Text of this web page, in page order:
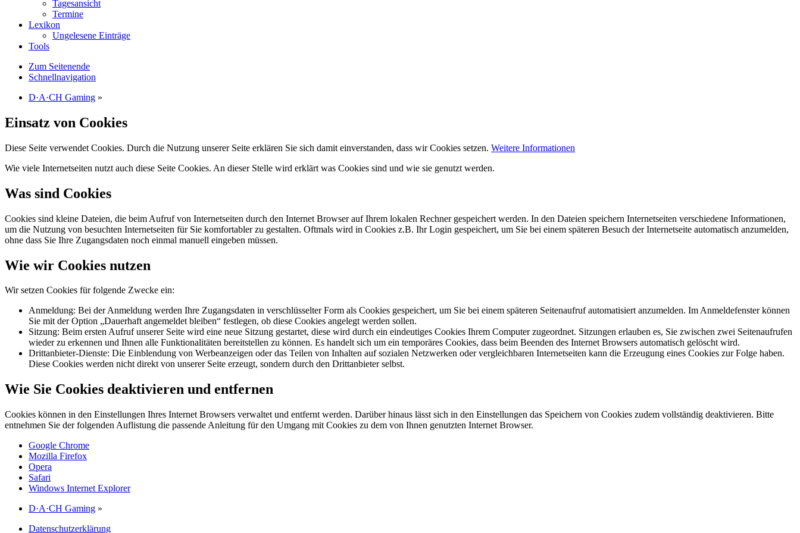
Tagesansicht
Termine
Lexikon
Ungelesene Einträge
Tools
Zum Seitenende
Schnellnavigation
D·A·CH Gaming »
Einsatz von Cookies
Diese Seite verwendet Cookies. Durch die Nutzung unserer Seite erklären Sie sich damit einverstanden, dass wir Cookies setzen. Weitere Informationen
Wie viele Internetseiten nutzt auch diese Seite Cookies. An dieser Stelle wird erklärt was Cookies sind und wie sie genutzt werden.
Was sind Cookies
Cookies sind kleine Dateien, die beim Aufruf von Internetseiten durch den Internet Browser auf Ihrem lokalen Rechner gespeichert werden. In den Dateien speichern Internetseiten verschiedene Informationen,
um die Nutzung von besuchten Internetseiten für Sie komfortabler zu gestalten. Oftmals wird in Cookies z.B. Ihr Login gespeichert, um Sie bei einem späteren Besuch der Internetseite automatisch anzumelden,
ohne dass Sie Ihre Zugangsdaten noch einmal manuell eingeben müssen.
Wie wir Cookies nutzen
Wir setzen Cookies für folgende Zwecke ein:
Anmeldung: Bei der Anmeldung werden Ihre Zugangsdaten in verschlüsselter Form als Cookies gespeichert, um Sie bei einem späteren Seitenaufruf automatisiert anzumelden. Im Anmeldefenster können
Sie mit der Option „Dauerhaft angemeldet bleiben“ festlegen, ob diese Cookies angelegt werden sollen.
Sitzung: Beim ersten Aufruf unserer Seite wird eine neue Sitzung gestartet, diese wird durch ein eindeutiges Cookies Ihrem Computer zugeordnet. Sitzungen erlauben es, Sie zwischen zwei Seitenaufrufen
wieder zu erkennen und Ihnen alle Funktionalitäten bereitstellen zu können. Es handelt sich um ein temporäres Cookies, dass beim Beenden des Internet Browsers automatisch gelöscht wird.
Drittanbieter-Dienste: Die Einblendung von Werbeanzeigen oder das Teilen von Inhalten auf sozialen Netzwerken oder vergleichbaren Internetseiten kann die Erzeugung eines Cookies zur Folge haben.
Diese Cookies werden nicht direkt von unserer Seite erzeugt, sondern durch den Drittanbieter selbst.
Wie Sie Cookies deaktivieren und entfernen
Cookies können in den Einstellungen Ihres Internet Browsers verwaltet und entfernt werden. Darüber hinaus lässt sich in den Einstellungen das Speichern von Cookies zudem vollständig deaktivieren. Bitte
entnehmen Sie der folgenden Auflistung die passende Anleitung für den Umgang mit Cookies zu dem von Ihnen genutzten Internet Browser.
Google Chrome
Mozilla Firefox
Opera
Safari
Windows Internet Explorer
D·A·CH Gaming »
Datenschutzerklärung